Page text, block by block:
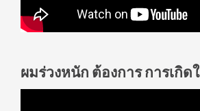
ผมร่วงหนัก ต้องการ การเกิด